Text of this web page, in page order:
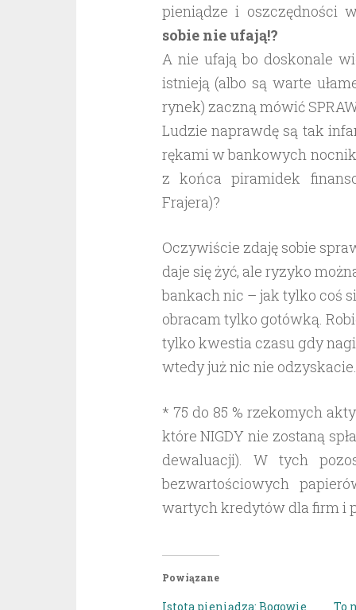
pieniądze i oszczędności
sobie nie ufają!?
A nie ufają bo doskonale
istnieją (albo są warte
rynek) zaczną mówić
Ludzie naprawdę są tak
rękami w bankowych
z końca piramidek
Frajera)?
Oczywiście zdaję sobie
daje się żyć, ale ryzyko
bankach nic – jak tylko coś
obracam tylko gotówką.
tylko kwestia czasu gdy
wtedy już nic nie odzyskacie.
* 75 do 85 % rzekomych
które NIGDY nie zostaną
dewaluacji). W tych
bezwartościowych
wartych kredytów dla firm i
Powiązane
Istota pieniądza: Bogowie
To